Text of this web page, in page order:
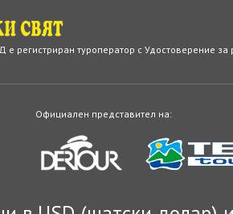
е регистриран туроператор с Удостоверение
Официален представител на: